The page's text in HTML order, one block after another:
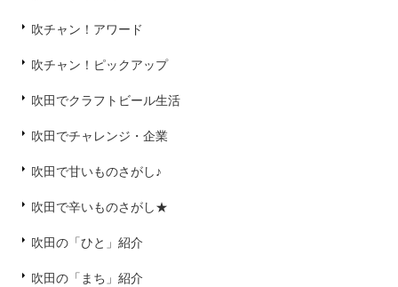
吹チャン！アワード
吹チャン！ピックアップ
吹田でクラフトビール生活
吹田でチャレンジ・企業
吹田で甘いものさがし♪
吹田で辛いものさがし★
吹田の「ひと」紹介
吹田の「まち」紹介